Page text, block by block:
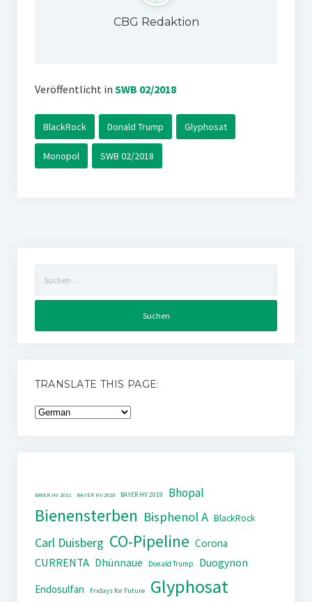
CBG Redaktion
Veröffentlicht in SWB 02/2018
BlackRock Donald Trump Glyphosat
Monopol SWB 02/2018
nach:
TRANSLATE THIS PAGE:
BAYER HV 2011 BAYER HV 2018 BAYER HV 2019 Bhopal
Bienensterben Bisphenol A BlackRock
Carl Duisberg CO-Pipeline Corona
CURRENTA Dhünnaue Donald Trump
Duogynon
Endosulfan
Fridays for Future Glyphosat